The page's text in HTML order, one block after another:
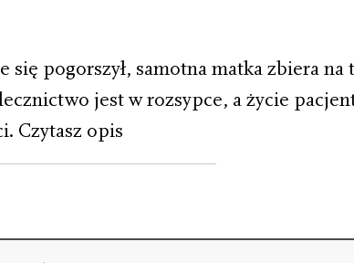
pogorszył, samotna matka zbiera na
jest w rozsypce, a życie
Czytasz opis